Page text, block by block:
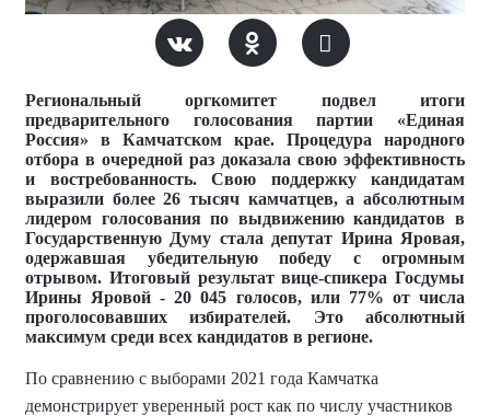
Региональный оргкомитет подвел итоги
предварительного голосования партии «Единая
Россия» в Камчатском крае. Процедура народного
отбора в очередной раз доказала свою эффективность
и востребованность. Свою поддержку кандидатам
выразили более 26 тысяч камчатцев, а абсолютным
лидером голосования по выдвижению кандидатов в
Государственную Думу стала депутат Ирина Яровая,
одержавшая убедительную победу с огромным
отрывом. Итоговый результат вице-спикера Госдумы
Ирины Яровой - 20 045 голосов, или 77% от числа
проголосовавших избирателей. Это абсолютный
максимум среди всех кандидатов в регионе.
По сравнению с выборами 2021 года Камчатка
демонстрирует уверенный рост как по числу участников